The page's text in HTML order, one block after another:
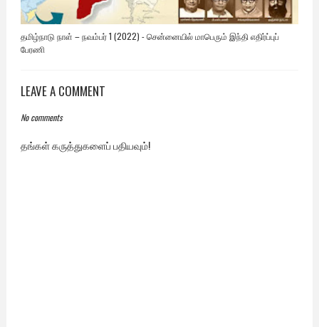
தமிழ்நாடு நாள் – நவம்பர் 1 (2022) - சென்னையில் மாபெரும் இந்தி எதிர்ப்புப்
பேரணி
LEAVE A COMMENT
No comments
தங்கள் கருத்துகளைப் பதியவும்!